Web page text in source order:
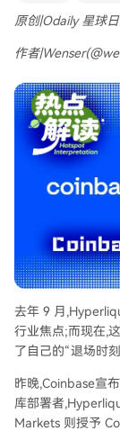
发展。 然而，部分社区用户对此表示不满，认为U
SDH的关闭意
这场风波以利
想。
原创|Odaily 星球
作者
去年 9 月
行业焦点;而现在,
了自己的“退场时刻
昨晚,Coinbase宣
库部署者
Markets 则授予